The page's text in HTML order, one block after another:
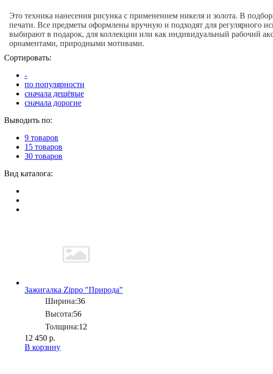
Это техника нанесения рисунка с применением никеля и золота. В
печати. Все предметы оформлены вручную и подходят для регулярного
выбирают в подарок, для коллекции или как индивидуальный рабочий
орнаментами, природными мотивами.
Сортировать:
-
по популярности
сначала дешёвые
сначала дорогие
Выводить по:
9 товаров
15 товаров
30 товаров
Вид каталога:
Зажигалка Zippo "Природа"
Ширина:36
Высота:56
Толщина:12
12 450 р.
В корзину